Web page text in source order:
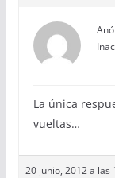
La única
vueltas…
20 junio, 2012 a las